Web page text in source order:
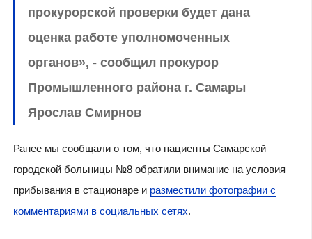
прокурорской проверки будет дана
оценка работе уполномоченных
органов», - сообщил прокурор
Промышленного района г. Самары
Ярослав Смирнов
Ранее мы сообщали о том, что пациенты Самарской
городской больницы №8 обратили внимание на условия
прибывания в стационаре и разместили фотографии с
комментариями в социальных сетях.